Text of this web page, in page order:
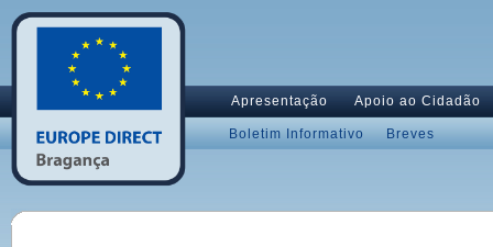
Apresentação Apoio ao Cidadão
Boletim Informativo Breves